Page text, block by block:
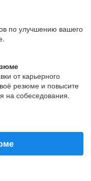
по улучшению вашего
от карьерного
резюме и повысите
на собеседования.